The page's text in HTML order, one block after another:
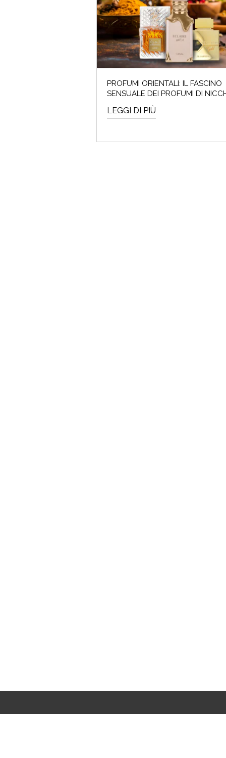
I saldi
PROFUMI ORIENTALI: IL FASCINO
SENSUALE DEI PROFUMI DI
LEGGI DI PIÙ